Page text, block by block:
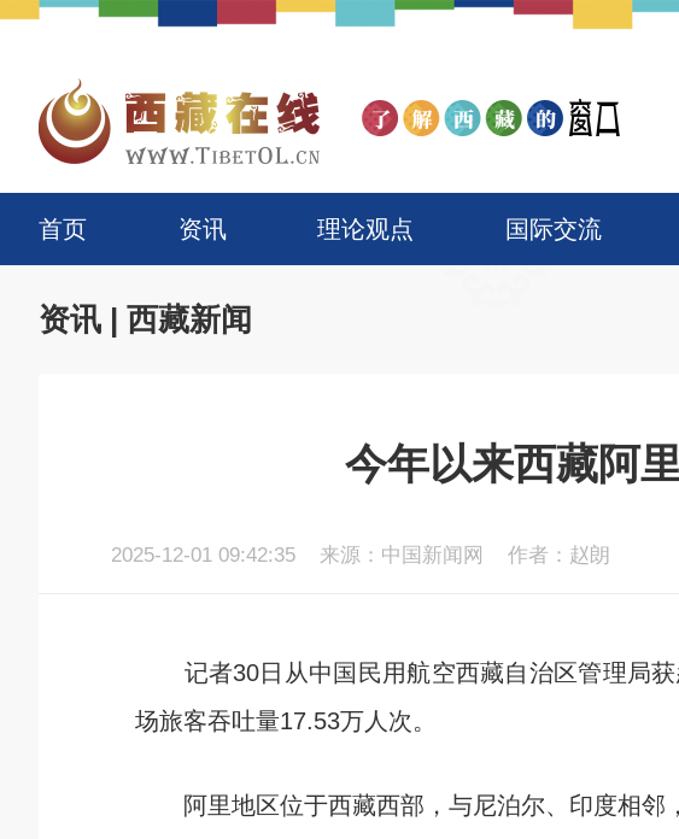
首页 资讯 理论观点 国际交流
资讯 | 西藏新闻
今年以来西藏阿
2025-12-01 09:42:35 来源：中国新闻网 作者：赵朗
记者30日从中国民用航空西藏自治区管理局获
场旅客吞吐量17.53万人次。
阿里地区位于西藏西部，与尼泊尔、印度相邻